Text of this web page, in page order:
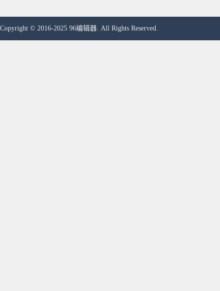
Copyright © 2016-2025 96编辑器. All Rights Reserved.